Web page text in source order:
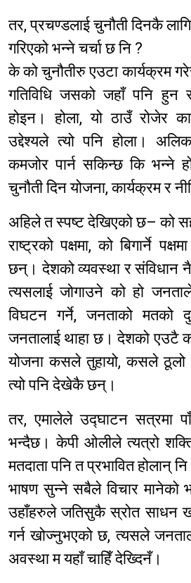
तर, प्रचण्डलाई चुनौती दिनकै
गरिएको भन्ने चर्चा छ नि ?
के को चुनौतीरु एउटा कार्यक्रम
गतिविधि जसको जहाँ पनि हुन
होइन। होला, यो ठाउँ रोजेर
उद्देश्यले त्यो पनि होला।
कमजोर पार्न सकिन्छ कि भन्ने
चुनौती दिन योजना, कार्यक्रम र
अहिले त स्पष्ट देखिएको छ– को
राष्ट्रको पक्षमा, को बिगार्ने
छन्। देशको व्यवस्था र संविधान नै
त्यसलाई जोगाउने को हो
विघटन गर्ने, जनताको मतको
जनतालाई थाहा छ। देशको एउटै
योजना कसले तुहायो, कसले ठूलो
त्यो पनि देखेकै छन्।
तर, एमालेले उद्घाटन सत्रमा
भन्दैछ। केपी ओलीले त्यत्रो शक्ति
मतदाता पनि त प्रभावित होलान् नि
भाषण सुन्ने सबैले विचार मानेको
उहाँहरुले जतिसुकै स्रोत साधन
गर्न खोज्नुभएको छ, त्यसले
अवस्था म यहाँ चाहिँ देख्दिनँ।